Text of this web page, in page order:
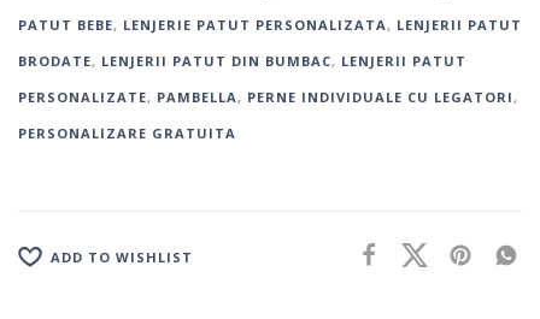
PATUT BEBE, LENJERIE PATUT PERSONALIZATA, LENJERII PATUT
BRODATE, LENJERII PATUT DIN BUMBAC, LENJERII PATUT
PERSONALIZATE, PAMBELLA, PERNE INDIVIDUALE CU LEGATORI,
PERSONALIZARE GRATUITA
ADD TO WISHLIST